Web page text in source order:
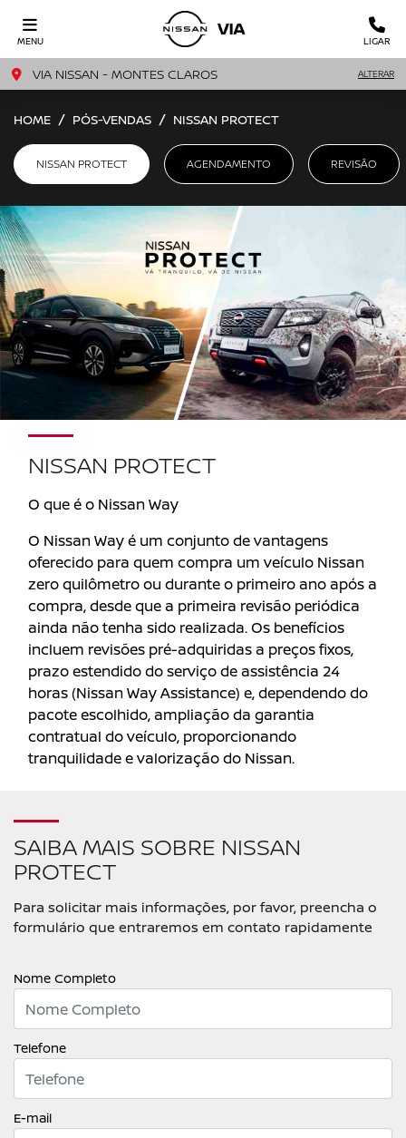
MENU LIGAR
VIA NISSAN - MONTES CLAROS ALTERAR
HOME PÓS-VENDAS NISSAN PROTECT
AGENDAMENTO REVISÃO
NISSAN PROTECT
NISSAN PROTECT
O que é o Nissan Way
O Nissan Way é um conjunto de vantagens
oferecido para quem compra um veículo Nissan
zero quilômetro ou durante o primeiro ano após a
compra, desde que a primeira revisão periódica
ainda não tenha sido realizada. Os benefícios
incluem revisões pré-adquiridas a preços fixos,
prazo estendido do serviço de assistência 24
horas (Nissan Way Assistance) e, dependendo do
pacote escolhido, ampliação da garantia
contratual do veículo, proporcionando
tranquilidade e valorização do Nissan.
SAIBA MAIS SOBRE NISSAN
PROTECT
Para solicitar mais informações, por favor, preencha o
formulário que entraremos em contato rapidamente
Nome Completo
Telefone
E-mail